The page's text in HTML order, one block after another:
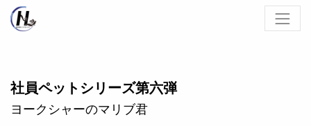
社員ペットシリーズ第六弾
ヨークシャーのマリブ君